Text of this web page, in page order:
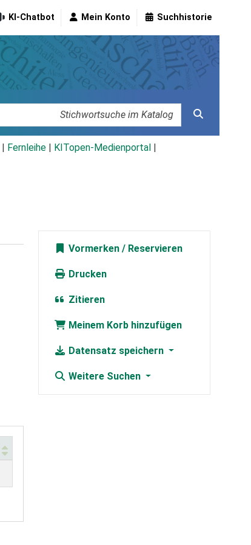
KI-Chatbot Mein Konto Suchhistorie
Fernleihe KITopen-Medienportal
Vormerken
Drucken
Zitieren
Meinem Korb hinzufügen
Datensatz speichern
Weitere Suchen